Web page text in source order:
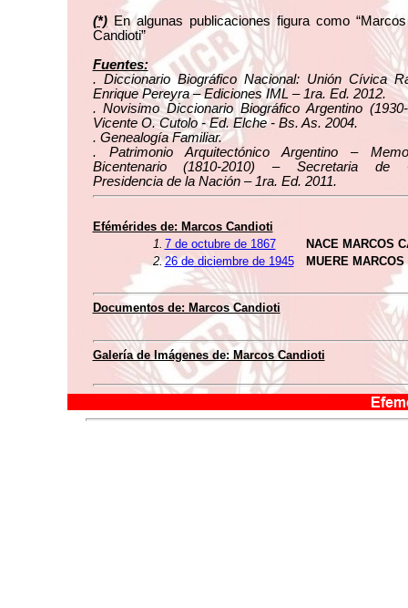
(*)En algunas publicaciones figura como
Candioti”
Fuentes:
. Diccionario Biográfico Nacional: Unión Cívica
Enrique Pereyra – Ediciones IML – 1ra. Ed. 2012.
. Novisimo Diccionario Biográfico Argentino
Vicente O. Cutolo - Ed. Elche - Bs. As. 2004.
. Genealogía Familiar.
. Patrimonio Arquitectónico Argentino –
Bicentenario (1810-2010) – Secretaria de
Presidencia de la Nación – 1ra. Ed. 2011.
Efémérides de: Marcos Candioti
1. 7 de octubre de 1867
NACE MARCOS
2.26 de diciembre de 1945 MUERE
Documentos de: Marcos Candioti
Galería de Imágenes de: Marcos Candioti